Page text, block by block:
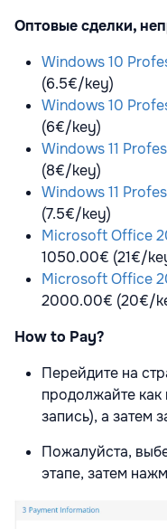
Оптовые сделки,
Windows 10
(6.5€/key)
Windows 10
(6€/key)
Windows 11
(8€/key)
Windows 11
(7.5€/key)
Microsoft Office
1050.00€ (21€/
Microsoft Office
2000.00€ (20€/
How to Pay?
Перейдите на
продолжайте как
запись), а затем
Пожалуйста,
этапе, затем